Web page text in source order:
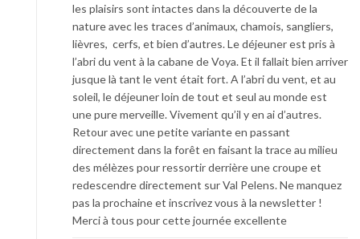
les plaisirs sont intactes dans la découverte de la
nature avec les traces d’animaux, chamois, sangliers,
lièvres, cerfs, et bien d’autres. Le déjeuner est pris à
l’abri du vent à la cabane de Voya. Et il fallait bien arriver
jusque là tant le vent était fort. A l’abri du vent, et au
soleil, le déjeuner loin de tout et seul au monde est
une pure merveille. Vivement qu’il y en ai d’autres.
Retour avec une petite variante en passant
directement dans la forêt en faisant la trace au milieu
des mélèzes pour ressortir derrière une croupe et
redescendre directement sur Val Pelens. Ne manquez
pas la prochaine et inscrivez vous à la newsletter !
Merci à tous pour cette journée excellente